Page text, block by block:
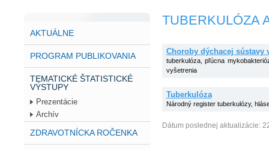
AKTUÁLNE
PROGRAM PUBLIKOVANIA
TEMATICKÉ ŠTATISTICKÉ
VÝSTUPY
Prezentácie
Archív
ZDRAVOTNÍCKA ROČENKA
TUBERKULÓZA
Choroby dýchacej sústavy
tuberkulóza, pľúcna
vyšetrenia
Tuberkulóza
Národný register tuberkulózy,
Dátum poslednej aktualizácie: